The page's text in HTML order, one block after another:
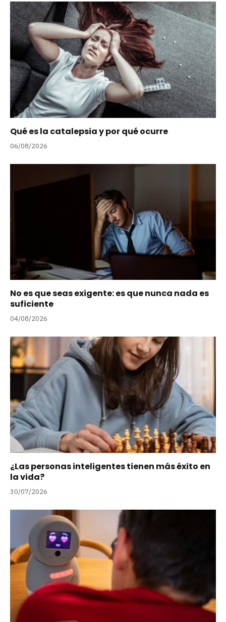
Qué es la catalepsia y por qué ocurre
06/08/2026
No es que seas exigente: es que nunca nada es
suficiente
04/08/2026
¿Las personas inteligentes tienen más éxito en
la vida?
30/07/2026